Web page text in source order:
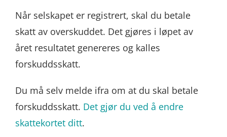
Når selskapet er registrert, skal du betale
skatt av overskuddet. Det gjøres i løpet av
året resultatet genereres og kalles
forskuddsskatt.
Du må selv melde ifra om at du skal betale
forskuddsskatt. Det gjør du ved å endre
skattekortet ditt.